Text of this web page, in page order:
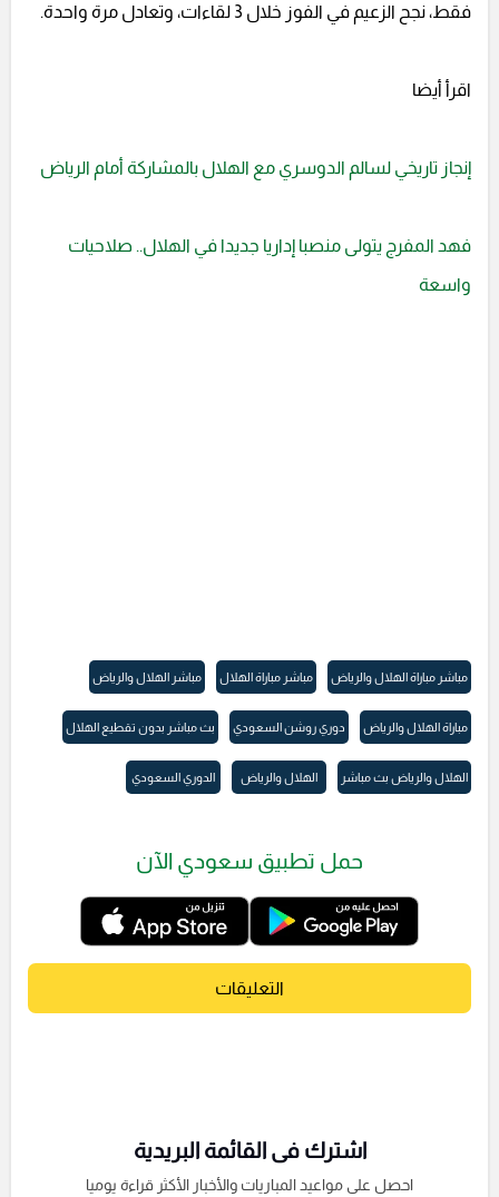
فقط، نجح الزعيم في الفوز خلال 3 لقاءات، وتعادل مرة واحدة.
اقرأ أيضا
إنجاز تاريخي لسالم الدوسري مع الهلال بالمشاركة أمام الرياض
فهد المفرج يتولى منصبا إداريا جديدا في الهلال.. صلاحيات
واسعة
مباشر مباراة الهلال والرياض مباشر مباراة الهلال مباشر الهلال والرياض
مباراة الهلال والرياض دوري روشن السعودي بث مباشر بدون تقطيع الهلال
الهلال والرياض بث مباشر الهلال والرياض الدوري السعودي
حمل تطبيق سعودي الآن
التعليقات
اشترك فى القائمة البريدية
احصل على مواعيد المباريات والأخبار الأكثر قراءة يوميا